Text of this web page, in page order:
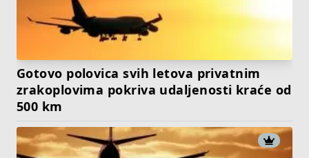
Gotovo polovica svih letova privatnim
zrakoplovima pokriva udaljenosti kraće od
500 km